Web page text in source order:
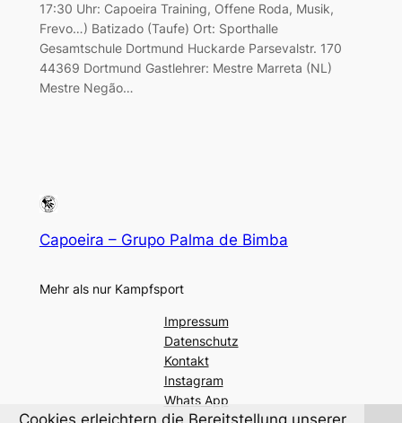
17:30 Uhr: Capoeira Training, Offene Roda, Musik,
Frevo…) Batizado (Taufe) Ort: Sporthalle
Gesamtschule Dortmund Huckarde Parsevalstr. 170
44369 Dortmund Gastlehrer: Mestre Marreta (NL)
Mestre Negão…
Capoeira – Grupo Palma de Bimba
Mehr als nur Kampfsport
Impressum
Datenschutz
Kontakt
Instagram
Whats App
Cookies erleichtern die Bereitstellung unserer